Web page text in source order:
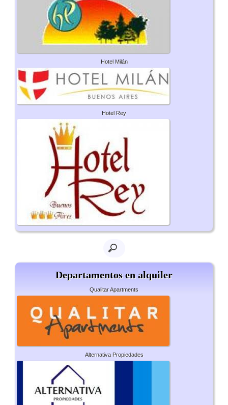
Hotel Milán
Hotel Rey
Departamentos en alquiler
Qualitar Apartments
Alternativa Propiedades